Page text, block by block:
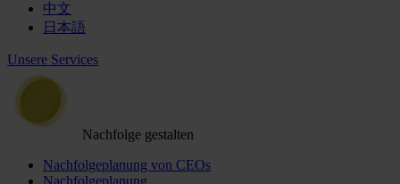
中文
日本語
Unsere Services
Nachfolge gestalten
Nachfolgeplanung von CEOs
Nachfolgeplanung